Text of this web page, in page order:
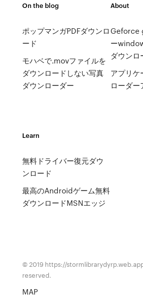
On the blog
ポップマンガPDFダウンロ
ード
モハベで.movファイルを
ダウンロードしない写真
ダウンローダー
About
Geforce
ー
ダウンロ
アプリケ
ローダー
Learn
無料ドライバー復元ダウ
ンロード
最高のAndroidゲーム無料
ダウンロードMSNエッジ
© 2019 https://
reserved.
MAP